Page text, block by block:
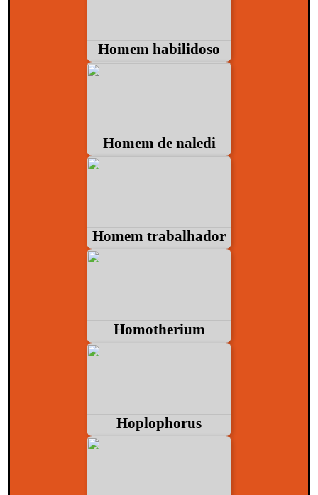
Homem habilidoso
Homem de naledi
Homem trabalhador
Homotherium
Hoplophorus